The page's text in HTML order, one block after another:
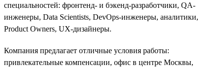
специальностей: фронтенд- и бэкенд-разработчики, QA-
инженеры, Data Scientists, DevOps-инженеры, аналитики,
Product Owners, UX-дизайнеры.
Компания предлагает отличные условия работы:
привлекательные компенсации, офис в центре Москвы,